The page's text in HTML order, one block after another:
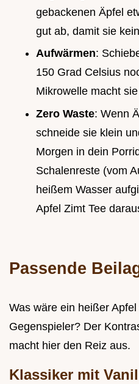
gebackenen Äpfel
gut ab, damit sie
Aufwärmen:
150 Grad Celsius
Mikrowelle macht
Zero Waste: Wenn
schneide sie klein
Morgen in dein
Schalenreste (vom
heißem Wasser
Apfel Zimt Tee
Passende
Was wäre ein heißer
Gegenspieler? Der
macht hier den Reiz aus.
Klassiker mit